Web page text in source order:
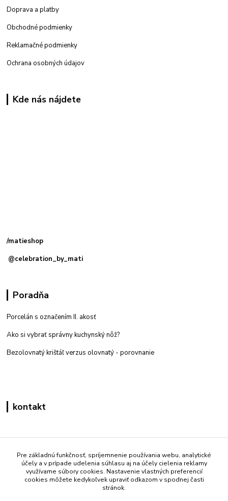
Doprava a platby
Obchodné podmienky
Reklamačné podmienky
Ochrana osobných údajov
Kde nás nájdete
/matieshop
@celebration_by_mati
Poradňa
Porcelán s označením II. akosť
Ako si vybrať správny kuchynský nôž?
Bezolovnatý krištáľ verzus olovnatý - porovnanie
kontakt
+421 908 861 051
(Po - Pia 7:30-15:30)
info@mati.sk
Pre základnú funkčnosť, spríjemnenie používania webu, analytické
účely a v prípade udelenia súhlasu aj na účely cielenia reklamy
využívame súbory cookies. Nastavenie vlastných preferencií
cookies môžete kedykoľvek upraviť odkazom v spodnej časti
stránok.